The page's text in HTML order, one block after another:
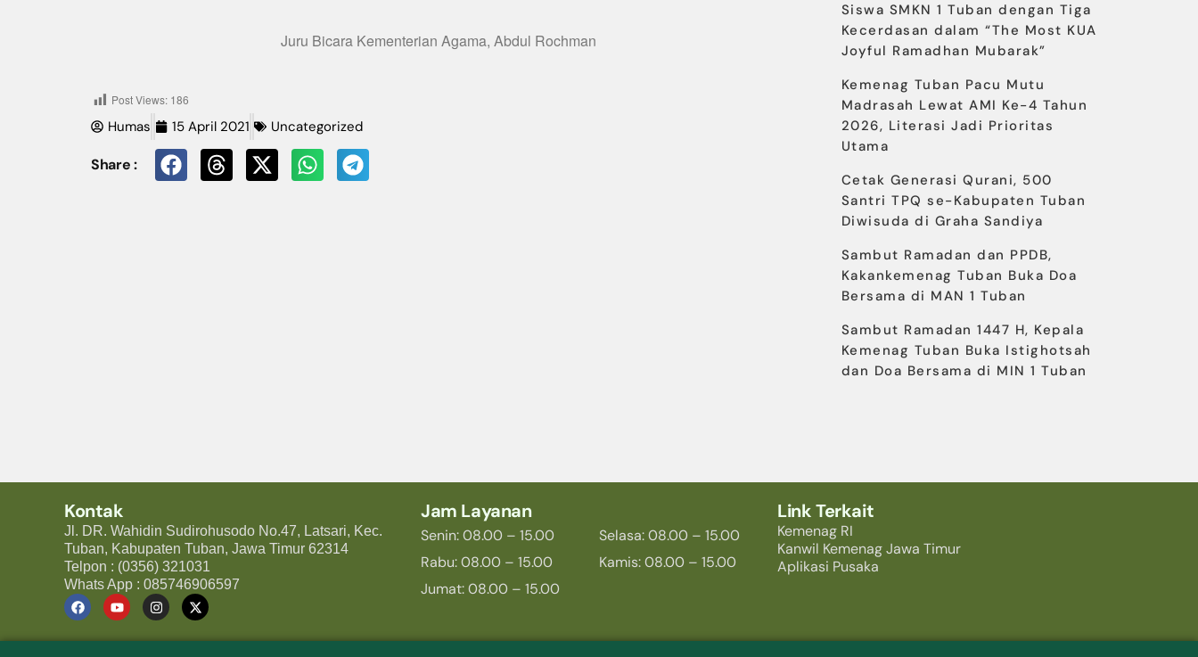
Juru Bicara Kementerian Agama, Abdul Rochman
Post Views: 186
Humas 15 April 2021 Uncategorized
Share :
Siswa SMKN 1 Tuban dengan Tiga
Kecerdasan dalam “The Most KUA
Joyful Ramadhan Mubarak”
Kemenag Tuban Pacu Mutu
Madrasah Lewat AMI Ke-4 Tahun
2026, Literasi Jadi Prioritas
Utama
Cetak Generasi Qurani, 500
Santri TPQ se-Kabupaten Tuban
Diwisuda di Graha Sandiya
Sambut Ramadan dan PPDB,
Kakankemenag Tuban Buka Doa
Bersama di MAN 1 Tuban
Sambut Ramadan 1447 H, Kepala
Kemenag Tuban Buka Istighotsah
dan Doa Bersama di MIN 1 Tuban
Kontak
Jl. DR. Wahidin Sudirohusodo No.47, Latsari, Kec.
Tuban, Kabupaten Tuban, Jawa Timur 62314
Telpon : (0356) 321031
Whats App : 085746906597
Jam Layanan
Senin: 08.00 – 15.00
Rabu: 08.00 – 15.00
Jumat: 08.00 – 15.00
Selasa: 08.00 – 15.00
Kamis: 08.00 – 15.00
Link Terkait
Kemenag RI
Kanwil Kemenag Jawa Timur
Aplikasi Pusaka